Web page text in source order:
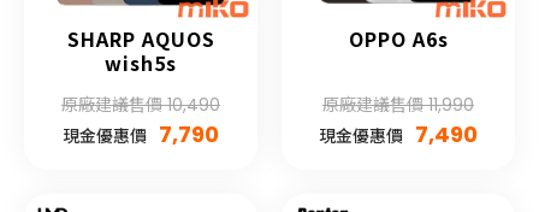
SHARP AQUOS
wish5s
原廠建議售價 10,490
現金優惠價 7,790
OPPO A6s
原廠建議售價 11,990
現金優惠價 7,490